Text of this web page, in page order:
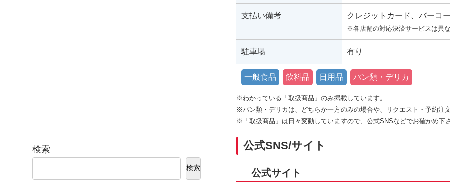
支払い備考 クレジットカード、バーコ
※各店舗の対応決済サービスは異
駐車場 有り
一般食品 飲料品 日用品 パン類・デリカ
※わかっている「取扱商品」のみ掲載しています。
※パン類・デリカは、どちらか一方のみの場合や、リクエスト・予約注
※「取扱商品」は日々変動していますので、公式SNSなどでお確かめ下
公式SNS/サイト
公式サイト
検索
検索